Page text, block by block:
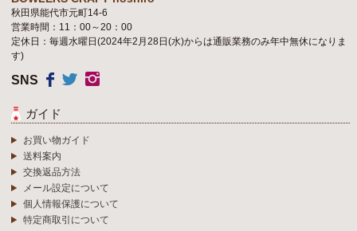
秋田県能代市元町14-6
営業時間：11：00～20：00
定休日：毎週水曜日(2024年2月28日(水)からは通販業務のみ年中無休になりま
す)
SNS
ガイド
お買い物ガイド
送料案内
交換返品方法
メール設定について
個人情報保護について
特定商取引について